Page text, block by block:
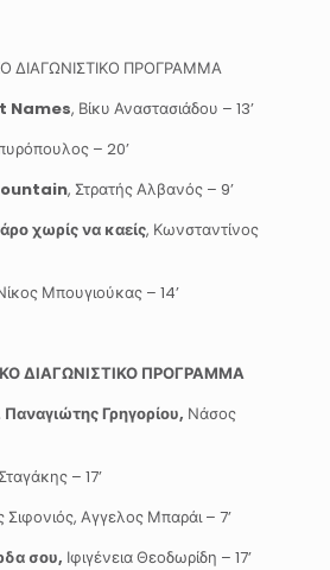
ΔΙΑΓΩΝΙΣΤΙΚΟ ΠΡΟΓΡΑΜΜΑ
Names, Βίκυ Αναστασιάδου – 13’
– 20’
, Στρατής Αλβανός – 9’
χωρίς να καείς, Κωνσταντίνος
Μπουγιούκας – 14’
ΔΙΑΓΩΝΙΣΤΙΚΟ ΠΡΟΓΡΑΜΜΑ
Παναγιώτης Γρηγορίου, Νάσος
– 17’
Σιφονιός, Αγγελος Μπαράι – 7’
σου, Ιφιγένεια Θεοδωρίδη – 17’